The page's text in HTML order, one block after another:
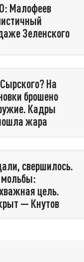
Малофеев
Зеленского
На
брошено
Кадры
жара
свершилось.
цель.
— Кнутов